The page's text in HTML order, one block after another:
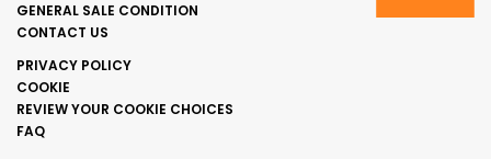
GENERAL SALE CONDITION
CONTACT US
PRIVACY POLICY
COOKIE
REVIEW YOUR COOKIE CHOICES
FAQ